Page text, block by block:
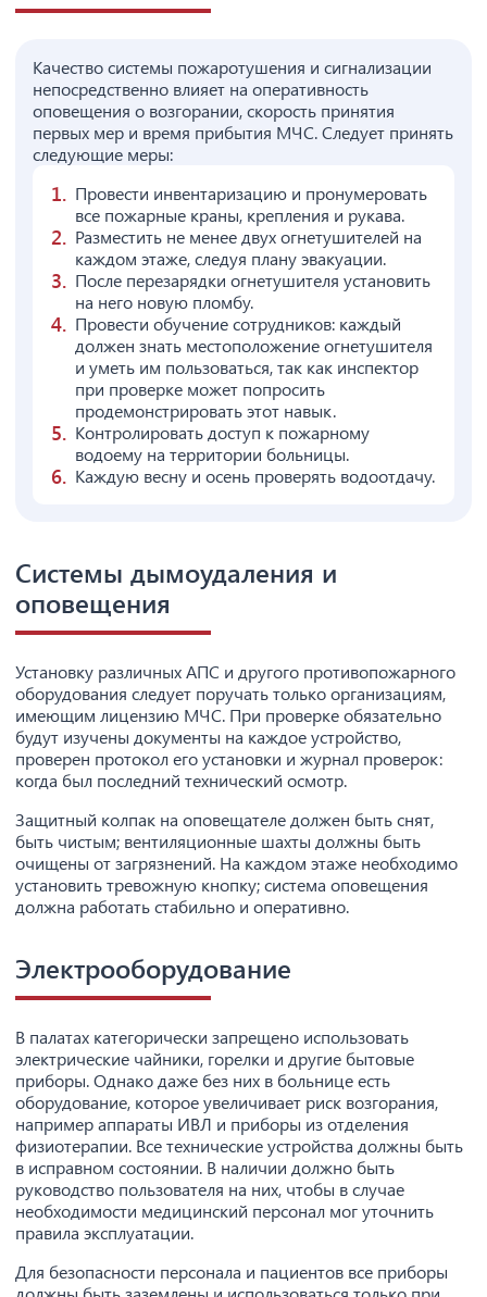
Качество системы пожаротушения и сигнализации
непосредственно влияет на оперативность
оповещения о возгорании, скорость принятия
первых мер и время прибытия МЧС. Следует принять
следующие меры:
Провести инвентаризацию и пронумеровать
все пожарные краны, крепления и рукава.
Разместить не менее двух огнетушителей на
каждом этаже, следуя плану эвакуации.
После перезарядки огнетушителя установить
на него новую пломбу.
Провести обучение сотрудников: каждый
должен знать местоположение огнетушителя
и уметь им пользоваться, так как инспектор
при проверке может попросить
продемонстрировать этот навык.
Контролировать доступ к пожарному
водоему на территории больницы.
Каждую весну и осень проверять водоотдачу.
Системы дымоудаления и
оповещения
Установку различных АПС и другого противопожарного
оборудования следует поручать только организациям,
имеющим лицензию МЧС. При проверке обязательно
будут изучены документы на каждое устройство,
проверен протокол его установки и журнал проверок:
когда был последний технический осмотр.
Защитный колпак на оповещателе должен быть снят,
быть чистым; вентиляционные шахты должны быть
очищены от загрязнений. На каждом этаже необходимо
установить тревожную кнопку; система оповещения
должна работать стабильно и оперативно.
Электрооборудование
В палатах категорически запрещено использовать
электрические чайники, горелки и другие бытовые
приборы. Однако даже без них в больнице есть
оборудование, которое увеличивает риск возгорания,
например аппараты ИВЛ и приборы из отделения
физиотерапии. Все технические устройства должны быть
в исправном состоянии. В наличии должно быть
руководство пользователя на них, чтобы в случае
необходимости медицинский персонал мог уточнить
правила эксплуатации.
Для безопасности персонала и пациентов все приборы